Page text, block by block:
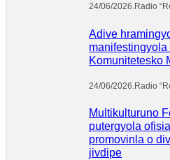
24/06/2026.Radio
Adive
Komunitetesko
24/06/2026 Radio
Multikulturuno
putergyola
promovinla o
jivdipe